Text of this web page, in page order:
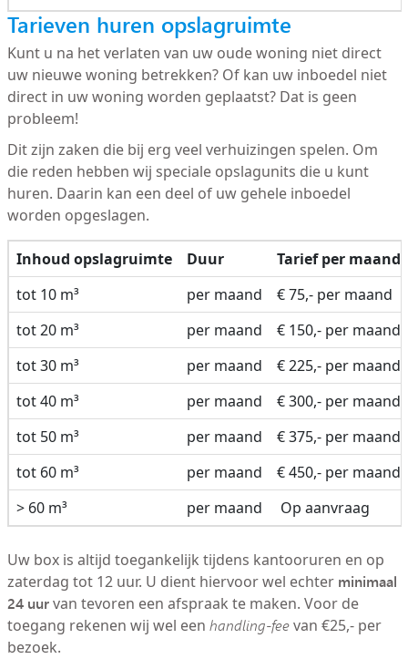
Tarieven huren opslagruimte
Kunt u na het verlaten van uw oude woning niet direct
uw nieuwe woning betrekken? Of kan uw inboedel niet
direct in uw woning worden geplaatst? Dat is geen
probleem!
Dit zijn zaken die bij erg veel verhuizingen spelen. Om
die reden hebben wij speciale opslagunits die u kunt
huren. Daarin kan een deel of uw gehele inboedel
worden opgeslagen.
Inhoud opslagruimte Duur
Tarief per maand
tot 10 m³
per maand
€ 75,- per maand
tot 20 m³
per maand
€ 150,- per maand
tot 30 m³
per maand
€ 225,- per maand
tot 40 m³
per maand
€ 300,- per maand
tot 50 m³
per maand
€ 375,- per maand
tot 60 m³
per maand
€ 450,- per maand
> 60 m³
per maand Op aanvraag
Uw box is altijd toegankelijk tijdens kantooruren en op
zaterdag tot 12 uur. U dient hiervoor wel echter minimaal
24 uurvan tevoren een afspraak te maken. Voor de
toegang rekenen wij wel een handling-feevan €25,- per
bezoek.